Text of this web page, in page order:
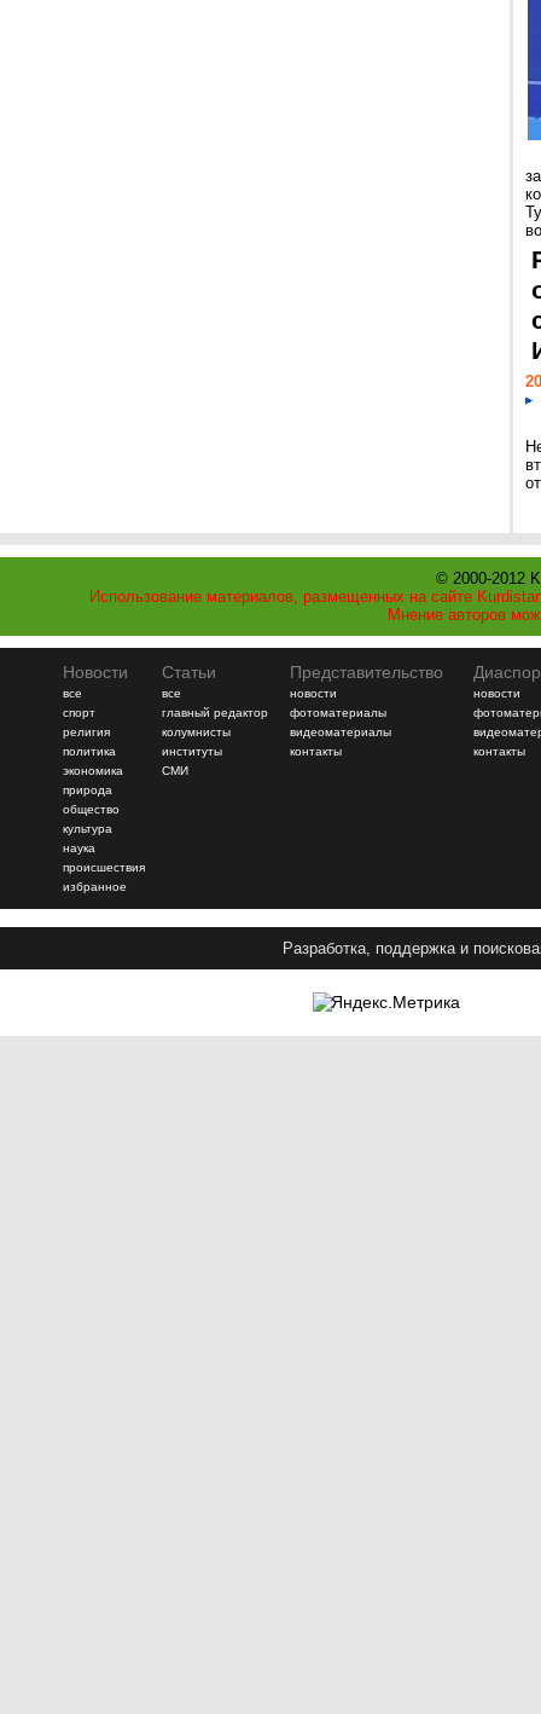
© 2000-2012
Использование материалов, размещенных на сайте
Мнение авторов
Новости
все
спорт
религия
политика
экономика
природа
общество
культура
наука
происшествия
избранное
Статьи
все
главный редактор
колумнисты
институты
СМИ
Представительство
новости
фотоматериалы
видеоматериалы
контакты
новости
контакты
Разработка, поддержка и